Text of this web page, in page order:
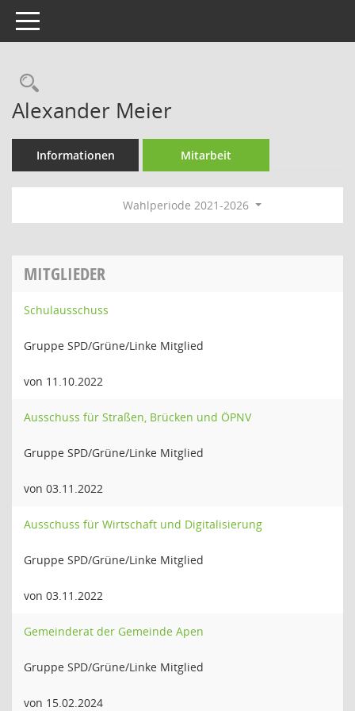
Toggle navigation
Rechercheauswahl
Alexander Meier
Informationen Mitarbeit
Wahlperiode 2021-2026
MITGLIEDER
Schulausschuss
Gruppe SPD/Grüne/Linke Mitglied
von 11.10.2022
Ausschuss für Straßen, Brücken und ÖPNV
Gruppe SPD/Grüne/Linke Mitglied
von 03.11.2022
Ausschuss für Wirtschaft und Digitalisierung
Gruppe SPD/Grüne/Linke Mitglied
von 03.11.2022
Gemeinderat der Gemeinde Apen
Gruppe SPD/Grüne/Linke Mitglied
von 15.02.2024